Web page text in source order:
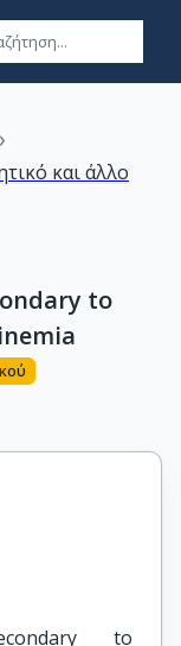
›
και άλλο
to
to